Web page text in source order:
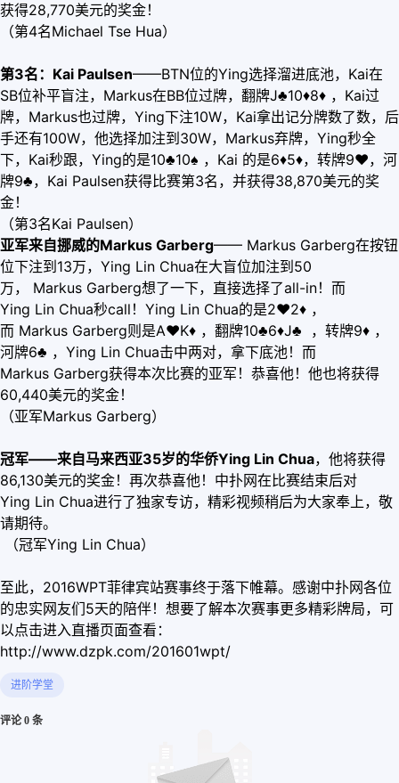
获得28,770美元的奖金！
（第4名Michael Tse Hua）
第3名：Kai Paulsen——BTN位的Ying选择溜进底池，Kai在
SB位补平盲注，Markus在BB位过牌，翻牌J♣10♦8♦ ，Kai过
牌，Markus也过牌，Ying下注10W，Kai拿出记分牌数了数，后
手还有100W，他选择加注到30W，Markus弃牌，Ying秒全
下，Kai秒跟，Ying的是10♣10♠ ，Kai 的是6♦5♦，转牌9♥，河
牌9♣，Kai Paulsen获得比赛第3名，并获得38,870美元的奖
金！
（第3名Kai Paulsen）
亚军来自挪威的Markus Garberg—— Markus Garberg在按钮
位下注到13万，Ying Lin Chua在大盲位加注到50
万， Markus Garberg想了一下，直接选择了all-in！而
Ying Lin Chua秒call！Ying Lin Chua的是2♥2♦ ，
而 Markus Garberg则是A♥K♦ ，翻牌10♣6♦J♣ ，转牌9♦ ，
河牌6♣ ，Ying Lin Chua击中两对，拿下底池！而
Markus Garberg获得本次比赛的亚军！恭喜他！他也将获得
60,440美元的奖金！
（亚军Markus Garberg）
冠军——来自马来西亚35岁的华侨Ying Lin Chua，他将获得
86,130美元的奖金！再次恭喜他！中扑网在比赛结束后对
Ying Lin Chua进行了独家专访，精彩视频稍后为大家奉上，敬
请期待。
（冠军Ying Lin Chua）
至此，2016WPT菲律宾站赛事终于落下帷幕。感谢中扑网各位
的忠实网友们5天的陪伴！想要了解本次赛事更多精彩牌局，可
以点击进入直播页面查看：
http://www.dzpk.com/201601wpt/
进阶学堂
评论 0 条